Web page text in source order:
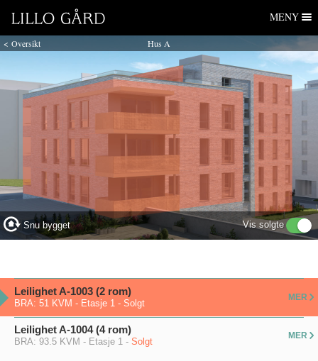
navigasjon
Hopp
innhold
MENY
< Oversikt Hus A
Snu bygget Vis solgte
Leilighet A-1003 (2 rom)
BRA: 51 KVM - Etasje 1 - Solgt
MER
Leilighet A-1004 (4 rom)
BRA: 93.5 KVM - Etasje 1 - Solgt
MER